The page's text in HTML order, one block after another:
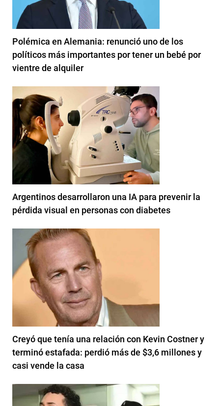
Polémica en Alemania: renunció uno de los
políticos más importantes por tener un bebé por
vientre de alquiler
Argentinos desarrollaron una IA para prevenir la
pérdida visual en personas con diabetes
Creyó que tenía una relación con Kevin Costner y
terminó estafada: perdió más de $3,6 millones y
casi vende la casa